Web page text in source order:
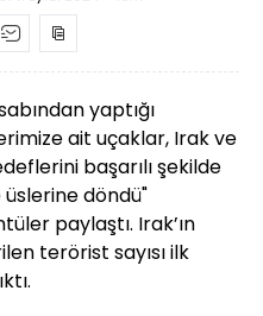
yaptığı
ait uçaklar, Irak ve
başarılı şekilde
döndü"
paylaştı. Irak’ın
terörist sayısı ilk